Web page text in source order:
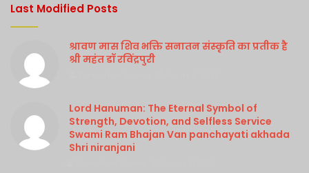
Last Modified Posts
श्रावण मास शिव भक्ति सनातन संस्कृति का प्रतीक है
श्री महंत डॉ रविंद्रपुरी
Lord Hanuman: The Eternal Symbol of
Strength, Devotion, and Selfless Service
Swami Ram Bhajan Van panchayati akhada
Shri niranjani